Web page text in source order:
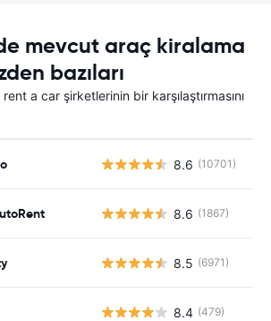
mevcut araç kiralama
bazıları
a car şirketlerinin bir karşılaştırmasını
8.6 (10701)
8.6 (1867)
8.5 (6971)
8.4 (479)